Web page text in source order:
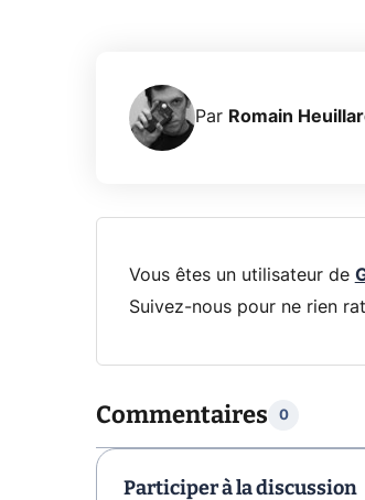
Par Romain
Vous êtes un utilisateur de
Suivez-nous pour ne rien
Commentaires 0
Participer à la discussion